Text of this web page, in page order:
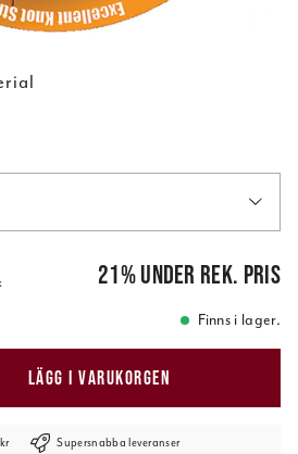
159,00 kr
21%under rek. pris
Finns i lager.
LÄGG I VARUKORGEN
Supersnabba leveranser